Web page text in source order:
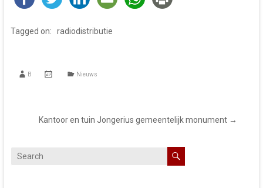
Tagged on: radiodistributie
B Nieuws
Kantoor en tuin Jongerius gemeentelijk monument →